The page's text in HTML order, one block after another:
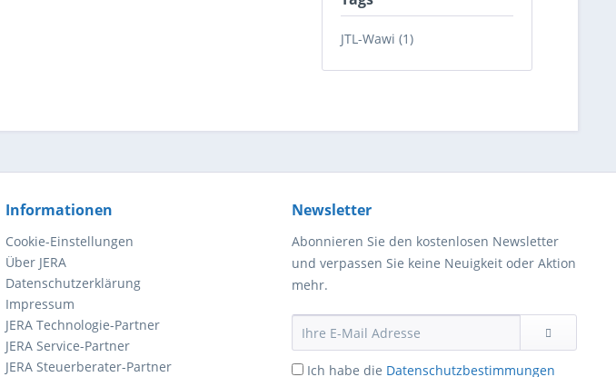
JTL-Wawi (1)
Informationen
Cookie-Einstellungen
Über JERA
Datenschutzerklärung
Impressum
JERA Technologie-Partner
JERA Service-Partner
JERA Steuerberater-Partner
Newsletter
Abonnieren Sie den kostenlosen Newsletter
und verpassen Sie keine Neuigkeit oder Aktion
mehr.
Ich habe die Datenschutzbestimmungen